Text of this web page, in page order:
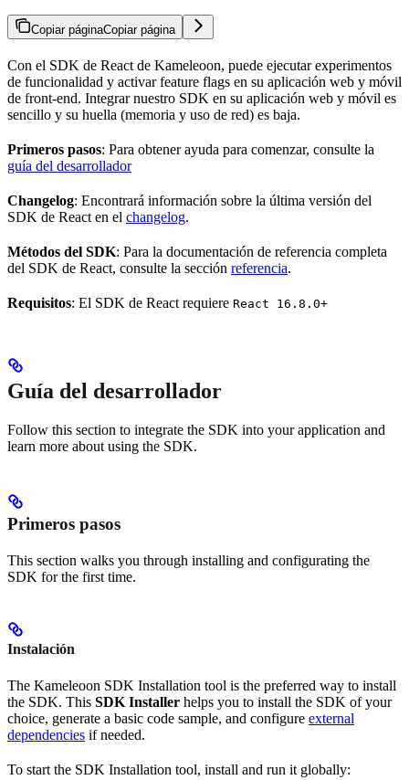
Copiar páginaCopiar página
Con el SDK de React de Kameleoon, puede ejecutar experimentos
de funcionalidad y activar feature flags en su aplicación web y móvil
de front-end. Integrar nuestro SDK en su aplicación web y móvil es
sencillo y su huella (memoria y uso de red) es baja.
Primeros pasos: Para obtener ayuda para comenzar, consulte la
guía del desarrollador
Changelog: Encontrará información sobre la última versión del
SDK de React en el changelog.
Métodos del SDK: Para la documentación de referencia completa
del SDK de React, consulte la sección referencia.
Requisitos: El SDK de React requiere React 16.8.0+
Guía del desarrollador
Follow this section to integrate the SDK into your application and
learn more about using the SDK.
Primeros pasos
This section walks you through installing and configurating the
SDK for the first time.
Instalación
The Kameleoon SDK Installation tool is the preferred way to install
the SDK. This SDK Installer helps you to install the SDK of your
choice, generate a basic code sample, and configure external
dependencies if needed.
To start the SDK Installation tool, install and run it globally: